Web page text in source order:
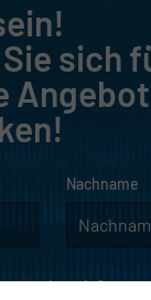
sich
Nachname
sie?